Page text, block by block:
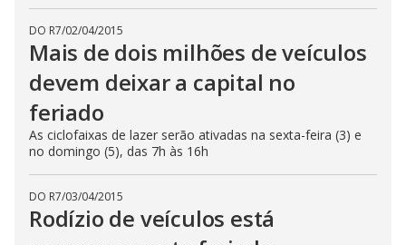
DO R7/02/04/2015
Mais de dois milhões de veículos
devem deixar a capital no
feriado
As ciclofaixas de lazer serão ativadas na sexta-feira (3) e
no domingo (5), das 7h às 16h
DO R7/03/04/2015
Rodízio de veículos está